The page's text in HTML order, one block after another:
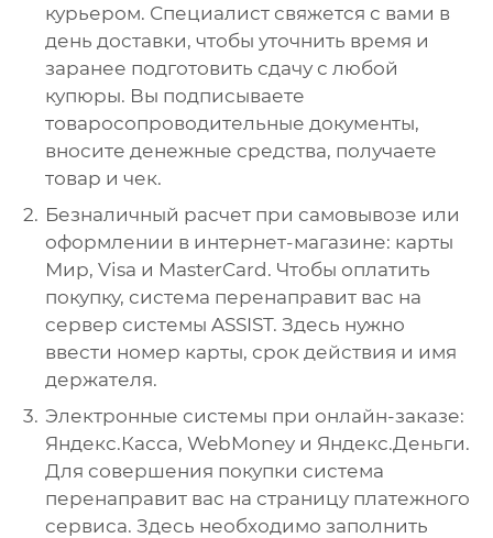
курьером. Специалист свяжется с вами в
день доставки, чтобы уточнить время и
заранее подготовить сдачу с любой
купюры. Вы подписываете
товаросопроводительные документы,
вносите денежные средства, получаете
товар и чек.
Безналичный расчет при самовывозе или
оформлении в интернет-магазине: карты
Мир, Visa и MasterCard. Чтобы оплатить
покупку, система перенаправит вас на
сервер системы ASSIST. Здесь нужно
ввести номер карты, срок действия и имя
держателя.
Электронные системы при онлайн-заказе:
Яндекс.Касса, WebMoney и Яндекс.Деньги.
Для совершения покупки система
перенаправит вас на страницу платежного
сервиса. Здесь необходимо заполнить